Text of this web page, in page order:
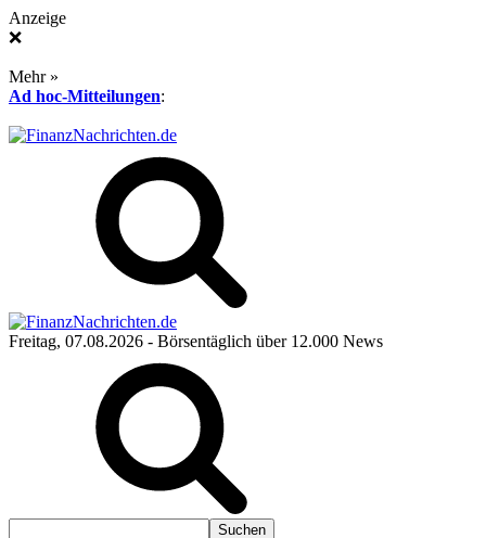
Anzeige
❌
Mehr »
Ad hoc-Mitteilungen:
Freitag, 07.08.2026 - Börsentäglich über 12.000 News